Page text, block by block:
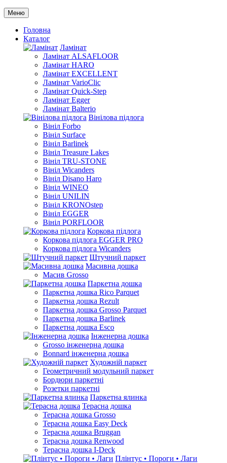
Меню
Головна
Каталог
Ламінат
Ламінат ALSAFLOOR
Ламінат HARO
Ламінат EXCELLENT
Ламінат VarioClic
Ламінат Quick-Step
Ламінат Egger
Ламінат Balterio
Вінілова підлога
Вініл Forbo
Вініл Surface
Вініл Barlinek
Вініл Treasure Lakes
Вініл TRU-STONE
Вініл Wicanders
Вініл Disano Haro
Вініл WINEO
Вініл UNILIN
Вініл KRONOstep
Вініл EGGER
Вініл PORFLOOR
Коркова підлога
Коркова підлога EGGER PRO
Коркова підлога Wicanders
Штучний паркет
Масивна дошка
Масив Grosso
Паркетна дошка
Паркетна дошка Rico Parquet
Паркетна дошка Rezult
Паркетна дошка Grosso Parquet
Паркетна дошка Barlinek
Паркетна дошка Esco
Інженерна дошка
Grosso інженерна дошка
Bonnard інженерна дошка
Художній паркет
Геометричний модульний паркет
Бордюри паркетні
Розетки паркетні
Паркетна ялинка
Терасна дошка
Терасна дошка Grosso
Терасна дошка Easy Deck
Терасна дошка Bruggan
Терасна дошка Renwood
Терасна дошка I-Deck
Плінтус • Пороги • Лаги